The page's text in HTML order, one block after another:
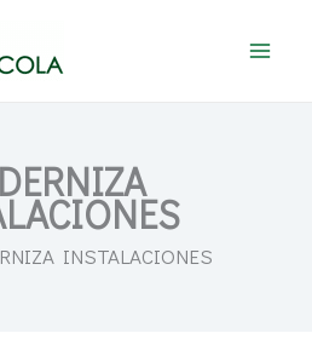
INSTALACIONES